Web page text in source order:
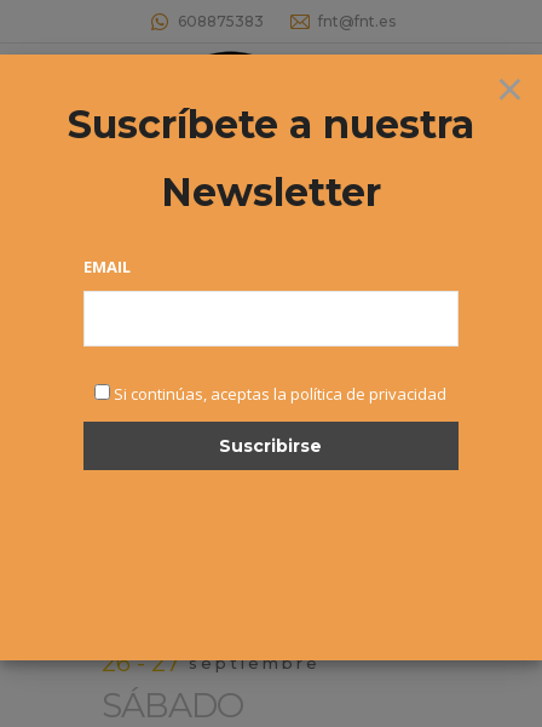
608875383 fnt@fnt.es
Buscar:
Archives:HASTA 10 AÑOS
HASTA 10 AÑOS
26 - 27 septiembre
SÁBADO
×
Suscríbete a nuestra
Newsletter
EMAIL
Si continúas, aceptas la política de privacidad